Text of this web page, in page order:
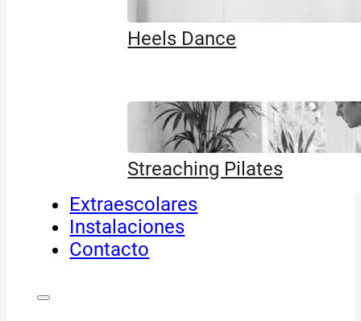
Heels Dance
Streaching Pilates
Extraescolares
Instalaciones
Contacto